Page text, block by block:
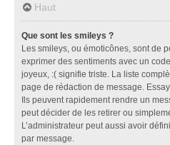
Haut
Que sont les smileys ?
Les smileys, ou émoticônes, sont de
exprimer des sentiments avec un
joyeux, :( signifie triste. La liste
page de rédaction de message.
Ils peuvent rapidement rendre un
peut décider de les retirer ou
L’administrateur peut aussi avoir
par message.